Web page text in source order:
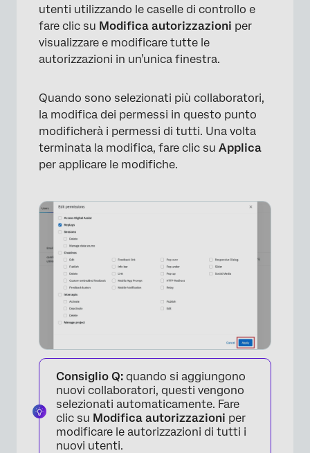
×
utenti utilizzando le caselle di controllo e
fare clic su Modifica autorizzazioni per
visualizzare e modificare tutte le
autorizzazioni in un’unica finestra.
Quando sono selezionati più collaboratori,
la modifica dei permessi in questo punto
modificherà i permessi di tutti. Una volta
terminata la modifica, fare clic su Applica
per applicare le modifiche.
Consiglio Q: quando si aggiungono
nuovi collaboratori, questi vengono
selezionati automaticamente. Fare
clic su Modifica autorizzazioni per
modificare le autorizzazioni di tutti i
nuovi utenti.